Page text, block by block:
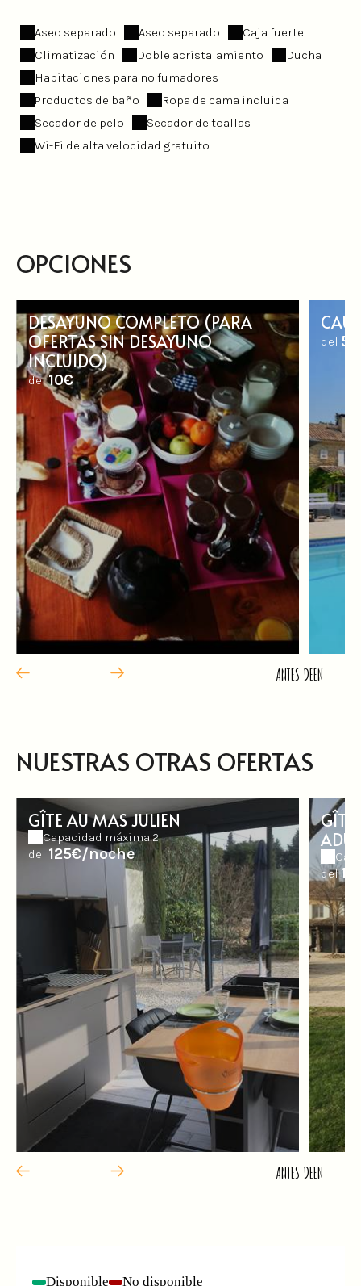
Aseo separado Aseo separado
Caja fuerte
Climatización
Doble acristalamiento
Ducha
Habitaciones para no fumadores
Productos de baño
Ropa de cama incluida
Secador de pelo
Secador de toallas
Wi-Fi de alta velocidad gratuito
OPCIONES
DESAYUNO COMPLETO (PARA
OFERTAS SIN DESAYUNO
INCLUIDO)
del10€
del
ANTES DEEN
NUESTRAS OTRAS OFERTAS
GÎTE AU MAS JULIEN
Capacidad máxima:2
del 125€/noche
del
ANTES DEEN
- Disponible - No disponible